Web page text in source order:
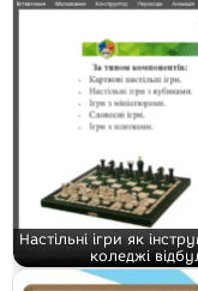
Настільні ігри як
коледжі